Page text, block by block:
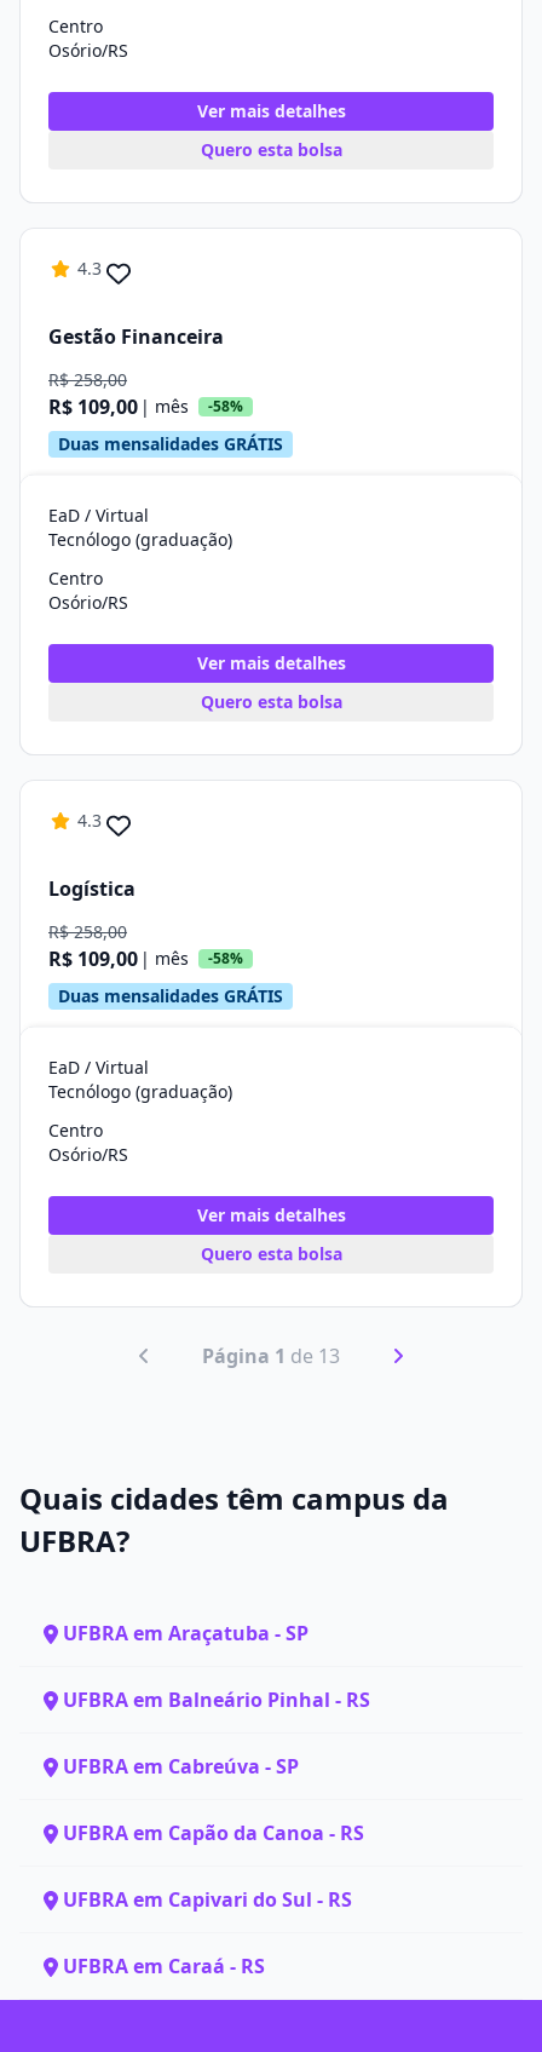
Centro
Osório/RS
Ver mais detalhes
Quero esta bolsa
4.3
Gestão Financeira
R$ 258,00
R$ 109,00 | mês -58%
Duas mensalidades GRÁTIS
EaD / Virtual
Tecnólogo (graduação)
Centro
Osório/RS
Ver mais detalhes
Quero esta bolsa
4.3
Logística
R$ 258,00
R$ 109,00 | mês -58%
Duas mensalidades GRÁTIS
EaD / Virtual
Tecnólogo (graduação)
Centro
Osório/RS
Ver mais detalhes
Quero esta bolsa
Página 1 de 13
Quais cidades têm campus da
UFBRA?
UFBRA em Araçatuba - SP
UFBRA em Balneário Pinhal - RS
UFBRA em Cabreúva - SP
UFBRA em Capão da Canoa - RS
UFBRA em Capivari do Sul - RS
UFBRA em Caraá - RS